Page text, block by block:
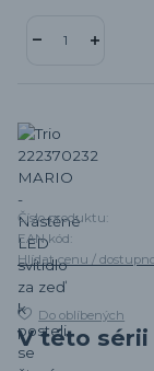
Číslo produktu:
EAN kód:
Hlídat cenu /
Do oblíbených
V této sérii